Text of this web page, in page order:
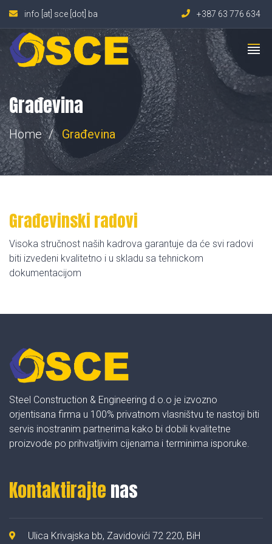
info [at] sce [dot] ba +387 63 776 634
Građevina
Home Građevina
Građevinski radovi
Visoka stručnost naših kadrova garantuje da će svi radovi
biti izvedeni kvalitetno i u skladu sa tehnickom
dokumentacijom
Steel Construction & Engineering d.o.o je izvozno
orjentisana firma u 100% privatnom vlasništvu te nastoji biti
servis inostranim partnerima kako bi dobili kvalitetne
proizvode po prihvatljivim cijenama i terminima isporuke.
Kontaktirajte nas
Ulica Krivajska bb, Zavidovići 72 220, BiH